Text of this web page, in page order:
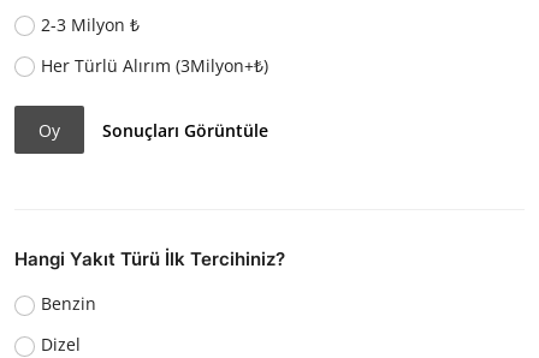
2-3 Milyon ₺
Her Türlü Alırım (3Milyon+₺)
Oy Sonuçları Görüntüle
Hangi Yakıt Türü İlk Tercihiniz?
Benzin
Dizel